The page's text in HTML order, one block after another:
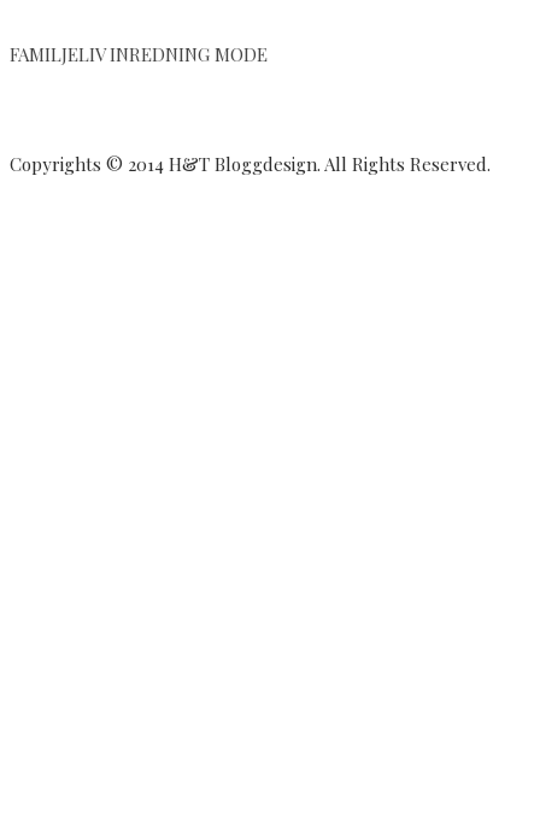
FAMILJELIV INREDNING MODE
Copyrights © 2014 H&T Bloggdesign. All Rights Reserved.